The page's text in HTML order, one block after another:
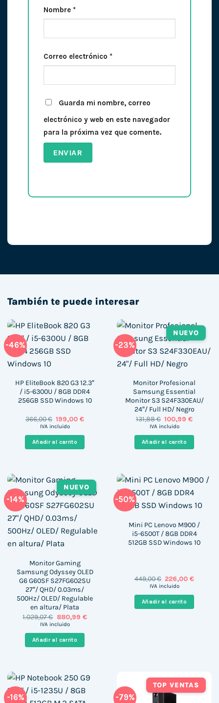
Nombre *
Correo electrónico *
Guarda mi nombre, correo
electrónico y web en este navegador
para la próxima vez que comente.
También te puede interesar
-46%
HP EliteBook 820 G3 12.3″
/ i5-6300U / 8GB DDR4
256GB SSD Windows 10
366,00€ El
precio
era:
366,00 €.
199,00€El
es:
199,00 €.
IVA incluido
Añadir al carrito
-23%
NUEVO
Monitor Profesional
Samsung Essential
Monitor S3 S24F330EAU/
24″/ Full HD/ Negro
131,88€ El
precio
era:
131,88 €.
100,99€El
es:
100,99 €.
IVA incluido
Añadir al carrito
-14%
NUEVO
Monitor Gaming
Samsung Odyssey OLED
G6 G60SF S27FG602SU
27″/ QHD/ 0.03ms/
500Hz/ OLED/ Regulable
en altura/ Plata
1.029,07€ El
precio
era:
1.029,07 €.
880,99 €El
IVA incluido
Añadir al carrito
-50%
Mini PC Lenovo M900 /
i5-6500T / 8GB DDR4
512GB SSD Windows 10
449,00€ El
precio
era:
449,00 €.
226,00€El
es:
226,00
IVA incluido
Añadir al carrito
-16% -79%
TOP VENTAS